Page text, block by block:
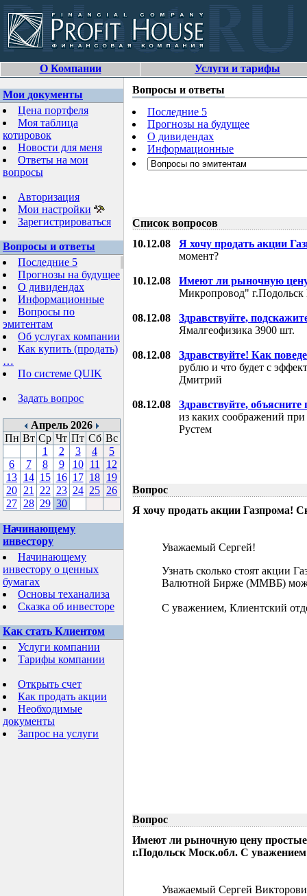
О Компании Услуги и тарифы
Мои документы
Цена портфеля
Моя таблица
котировок
Новости для меня
Ответы на мои
вопросы
Авторизация
Мои настройки
Зарегистрироваться
Вопросы и ответы
Последние 5
Прогнозы на будущее
О дивидендах
Информационные
Вопросы по
эмитентам
Об услугах компании
Как купить (продать)
…
По системе QUIK
Задать вопрос
Апрель 2026
Пн Вт Ср Чт Пт Сб Вс
1
2 3 4
5
6
7 8 9 10 11
12
13 14 15 16 17 18 19
20 21 22 23 24 25 26
27 28 29 30
Начинающему
инвестору
Начинающему
инвестору о ценных
бумагах
Основы теханализа
Сказка об инвесторе
Как стать Клиентом
Услуги компании
Тарифы компании
Открыть счет
Как продать акции
Необходимые
документы
Запрос на услуги
Вопросы и ответы
Последние 5
Прогнозы на будущее
О дивидендах
Информационные
Список вопросов
10.12.08 Я хочу продать акции
момент?
10.12.08
Имеют ли рыночную
Микропровод"
08.12.08
Здравствуйте,
Ямалгеофизика 3900 шт.
08.12.08
Здравствуйте! Как
рублю и что будет с
Дмитрий
08.12.08
Здравствуйте, объясните
из каких соображений
Рустем
Вопрос
Я хочу продать акции Газпрома!
Уважаемый Сергей!
Узнать сколько стоят акции
Валютной Бирже (ММВБ)
С уважением, Клиентский
Вопрос
Имеют ли рыночную цену
г.Подольск Моск.обл. С
Уважаемый Сергей